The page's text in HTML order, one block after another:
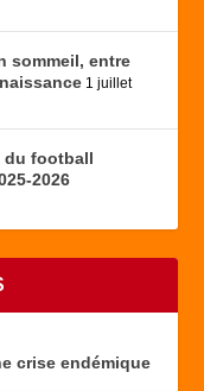
sommeil, entre
1 juillet
du football
2026
crise endémique